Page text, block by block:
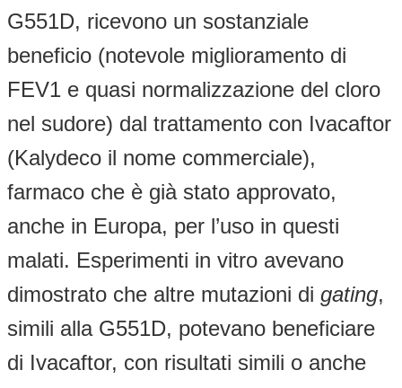
G551D, ricevono un sostanziale
beneficio (notevole miglioramento di
FEV1 e quasi normalizzazione del cloro
nel sudore) dal trattamento con Ivacaftor
(Kalydeco il nome commerciale),
farmaco che è già stato approvato,
anche in Europa, per l’uso in questi
malati. Esperimenti in vitro avevano
dimostrato che altre mutazioni di gating,
simili alla G551D, potevano beneficiare
di Ivacaftor, con risultati simili o anche